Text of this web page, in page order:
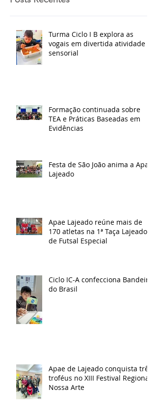
Turma Ciclo I B explora as
vogais em divertida atividade
sensorial
Formação continuada sobre
TEA e Práticas Baseadas em
Evidências
Festa de São João anima a Apae
Lajeado
Apae Lajeado reúne mais de
170 atletas na 1ª Taça Lajeado
de Futsal Especial
Ciclo IC-A confecciona Bandeira
do Brasil
Apae de Lajeado conquista três
troféus no XIII Festival Regional
Nossa Arte